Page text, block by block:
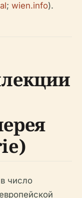
; wien.info).
число